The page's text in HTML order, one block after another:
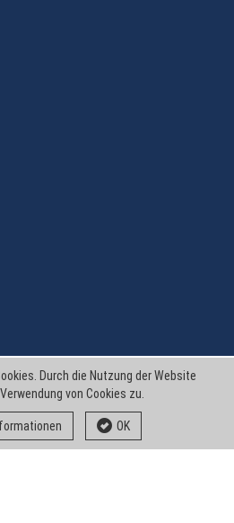
Durch die Nutzung der Website
von Cookies zu.
OK